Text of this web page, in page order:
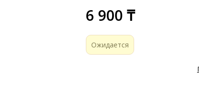
6 900 ₸
Ожидается